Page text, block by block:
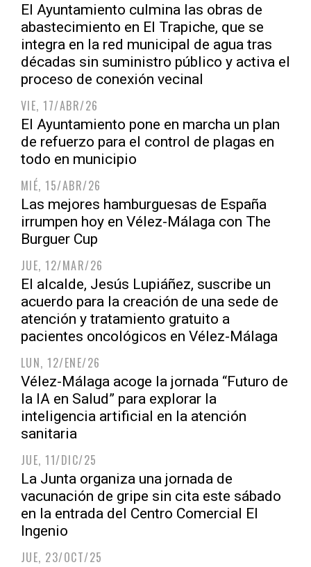
El Ayuntamiento culmina las obras de
abastecimiento en El Trapiche, que se
integra en la red municipal de agua tras
décadas sin suministro público y activa el
proceso de conexión vecinal
VIE, 17/ABR/26
El Ayuntamiento pone en marcha un plan
de refuerzo para el control de plagas en
todo en municipio
MIÉ, 15/ABR/26
Las mejores hamburguesas de España
irrumpen hoy en Vélez-Málaga con The
Burguer Cup
JUE, 12/MAR/26
El alcalde, Jesús Lupiáñez, suscribe un
acuerdo para la creación de una sede de
atención y tratamiento gratuito a
pacientes oncológicos en Vélez-Málaga
LUN, 12/ENE/26
Vélez-Málaga acoge la jornada “Futuro de
la IA en Salud” para explorar la
inteligencia artificial en la atención
sanitaria
JUE, 11/DIC/25
La Junta organiza una jornada de
vacunación de gripe sin cita este sábado
en la entrada del Centro Comercial El
Ingenio
JUE, 23/OCT/25